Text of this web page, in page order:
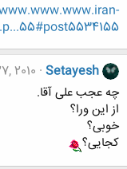
Setayesh
2010
چه عجب علی آقا.
از این ورا؟
خوبی؟
کجایی؟